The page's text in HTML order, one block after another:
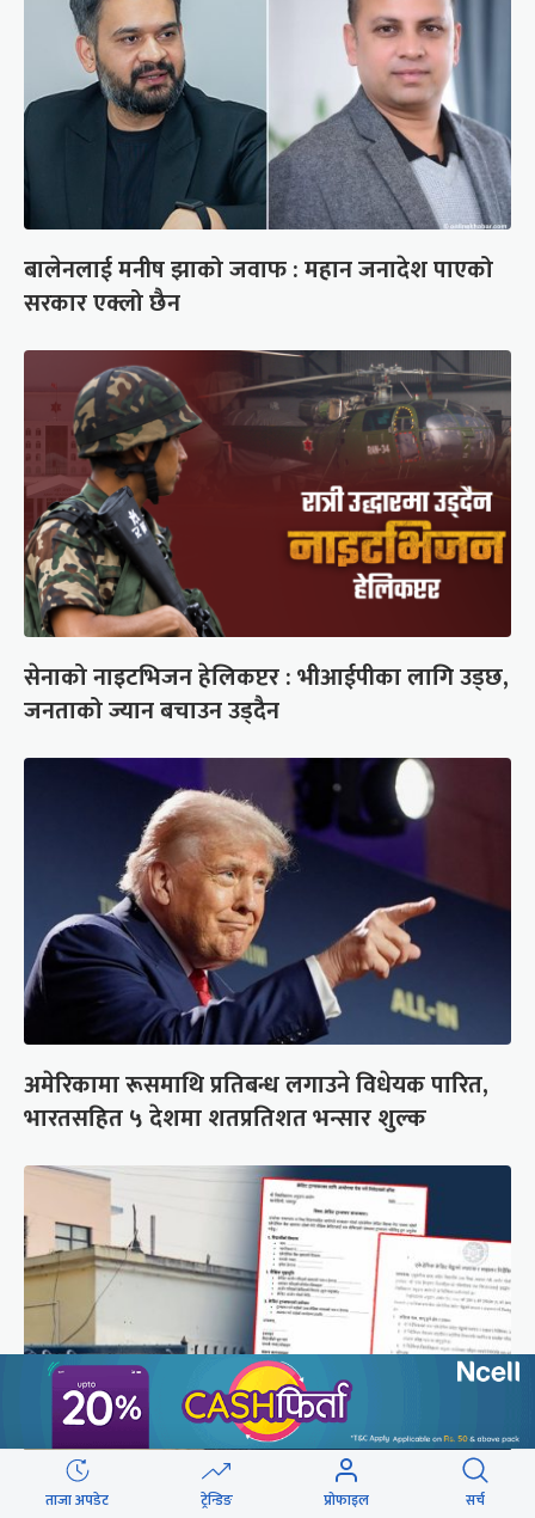
बालेनलाई मनीष झाको जवाफ : महान जनादेश पाएको
सरकार एक्लो छैन
सेनाको नाइटभिजन हेलिकप्टर : भीआईपीका लागि उड्छ,
जनताको ज्यान बचाउन उड्दैन
अमेरिकामा रूसमाथि प्रतिबन्ध लगाउने विधेयक पारित,
भारतसहित ५ देशमा शतप्रतिशत भन्सार शुल्क
शैक्षिक क्रेडिट बैंक : विदेशमा अध्ययन पूरा नगरी फर्किए
ताजा अपडेट ट्रेन्डिङ प्रोफाइल सर्च